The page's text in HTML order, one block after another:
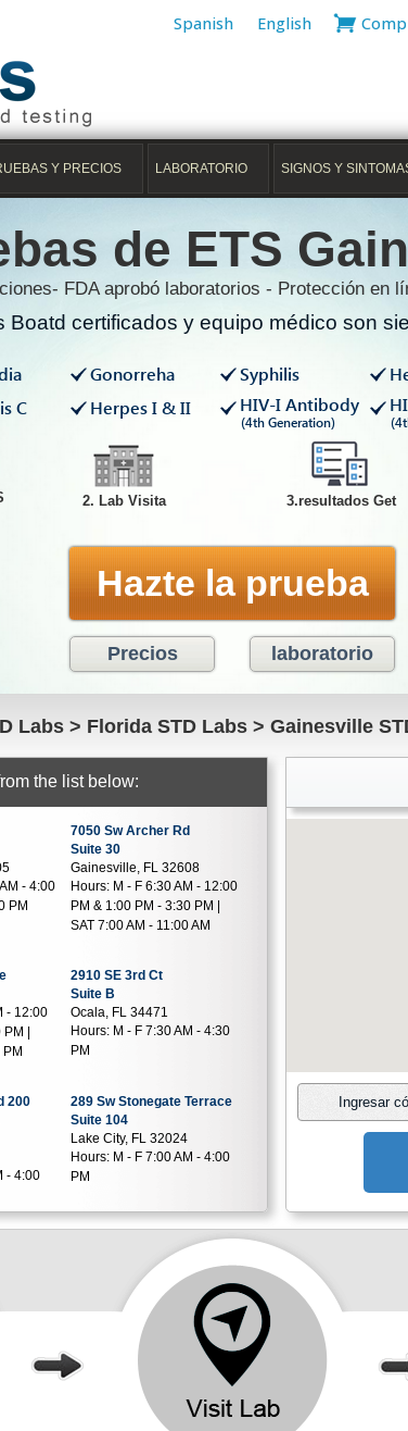
Spanish English
Y PRECIOS LABORATORIO SIGNOS Y
de ETS
FDA aprobó laboratorios - Protección en
Boatd certificados y equipo médico son
Gonorreha Syphilis
C
Herpes I & II HIV-I Antibody
(4th Generation)
2. Lab Visita 3.resultados Get
Hazte la prueba
Precios laboratorio
Labs > Florida STD Labs > Gainesville
the list below:
- 4:00
PM
7050 Sw Archer Rd
Suite 30
Gainesville, FL 32608
Hours:M - F 6:30 AM - 12:00
PM & 1:00 PM - 3:30 PM |
SAT 7:00 AM - 11:00 AM
- 12:00
|
2910 SE 3rd Ct
Suite B
Ocala, FL 34471
Hours:M - F 7:30 AM - 4:30
PM
200
- 4:00
289 Sw Stonegate Terrace
Suite 104
Lake City, FL 32024
Hours:M - F 7:00 AM - 4:00
PM
- 4:00
Orange Park, FL 32073
M - F 6:30 AM - 3:30
PM | SAT 7:00 AM - 12:00 PM
Ingresar